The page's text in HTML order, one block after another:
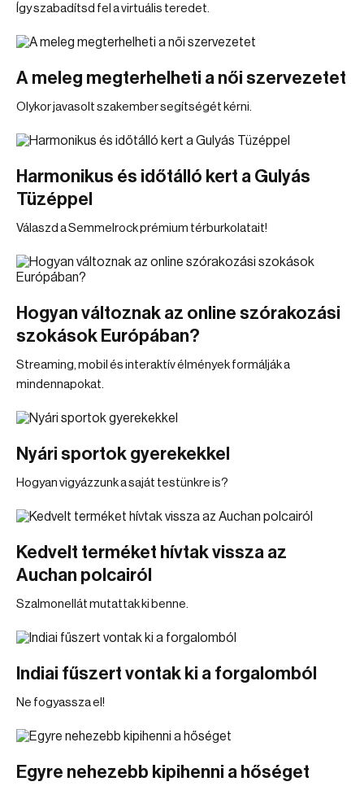
Így szabadítsd fel a virtuális teredet.
A meleg megterhelheti a női szervezetet
Olykor javasolt szakember segítségét kérni.
Harmonikus és időtálló kert a Gulyás
Tüzéppel
Válaszd a Semmelrock prémium térburkolatait!
Hogyan változnak az online szórakozási
szokások Európában?
Streaming, mobil és interaktív élmények formálják a
mindennapokat.
Nyári sportok gyerekekkel
Hogyan vigyázzunk a saját testünkre is?
Kedvelt terméket hívtak vissza az
Auchan polcairól
Szalmonellát mutattak ki benne.
Indiai fűszert vontak ki a forgalomból
Ne fogyassza el!
Egyre nehezebb kipihenni a hőséget